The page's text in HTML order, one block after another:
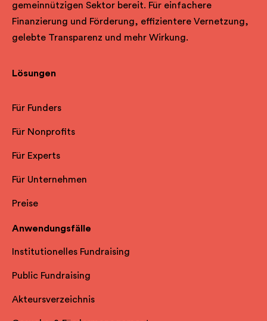
gemeinnützigen Sektor bereit. Für einfachere
Finanzierung und Förderung, effizientere Vernetzung,
gelebte Transparenz und mehr Wirkung.
Lösungen
Für Funders
Für Nonprofits
Für Experts
Für Unternehmen
Preise
Anwendungsfälle
Institutionelles Fundraising
Public Fundraising
Akteursverzeichnis